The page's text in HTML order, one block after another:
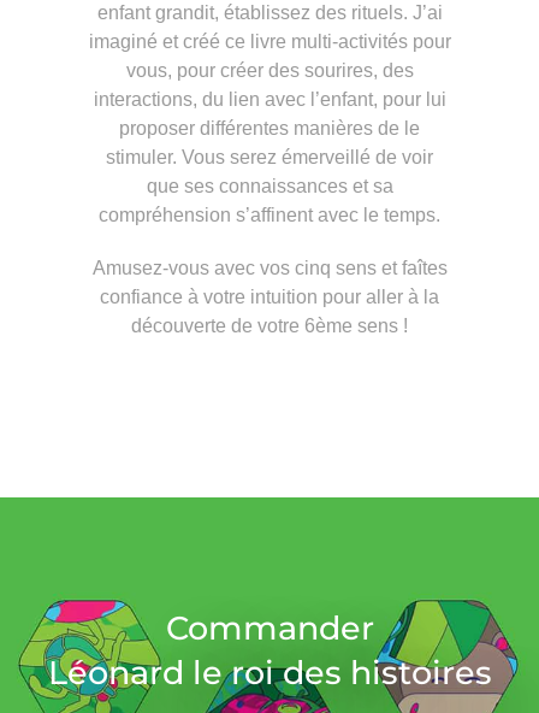
enfant grandit, établissez des rituels. J’ai
imaginé et créé ce livre multi-activités pour
vous, pour créer des sourires, des
interactions, du lien avec l’enfant, pour lui
proposer différentes manières de le
stimuler. Vous serez émerveillé de voir
que ses connaissances et sa
compréhension s’affinent avec le temps.
Amusez-vous avec vos cinq sens et faîtes
confiance à votre intuition pour aller à la
découverte de votre 6ème sens !
Commander
Léonard le roi des histoires